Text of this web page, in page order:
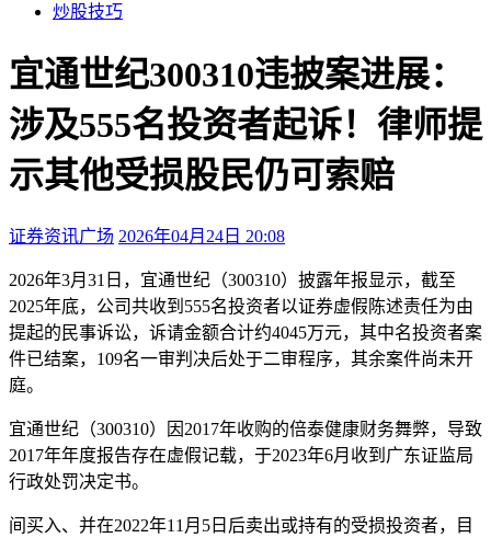
炒股技巧
宜通世纪300310违披案进展：
涉及555名投资者起诉！律师提
示其他受损股民仍可索赔
证券资讯广场 2026年04月24日 20:08
2026年3月31日，宜通世纪（300310）披露年报显示，截至
2025年底，公司共收到555名投资者以证券虚假陈述责任为由
提起的民事诉讼，诉请金额合计约4045万元，其中名投资者案
件已结案，109名一审判决后处于二审程序，其余案件尚未开
庭。
宜通世纪（300310）因2017年收购的倍泰健康财务舞弊，导致
2017年年度报告存在虚假记载，于2023年6月收到广东证监局
行政处罚决定书。
间买入、并在2022年11月5日后卖出或持有的受损投资者，目